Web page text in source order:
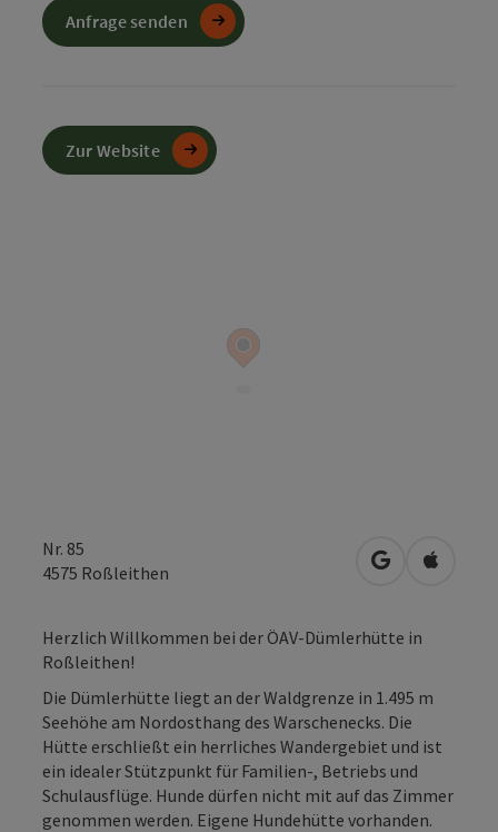
Nr. 85
4575 Roßleithen in Google
in
Herzlich Willkommen bei der ÖAV-Dümlerhütte in
Roßleithen!
Die Dümlerhütte liegt an der Waldgrenze in 1.495 m
Seehöhe am Nordosthang des Warschenecks. Die
Hütte erschließt ein herrliches Wandergebiet und ist
ein idealer Stützpunkt für Familien-, Betriebs und
Schulausflüge. Hunde dürfen nicht mit auf das Zimmer
genommen werden. Eigene Hundehütte vorhanden.
Anfrage senden
Zur Website